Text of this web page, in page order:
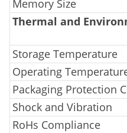
Memory Size
Thermal and
Storage Temperature
Operating
Packaging Protection
Shock and Vibration
RoHs Compliance